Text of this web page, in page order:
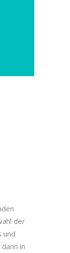
der
und
in